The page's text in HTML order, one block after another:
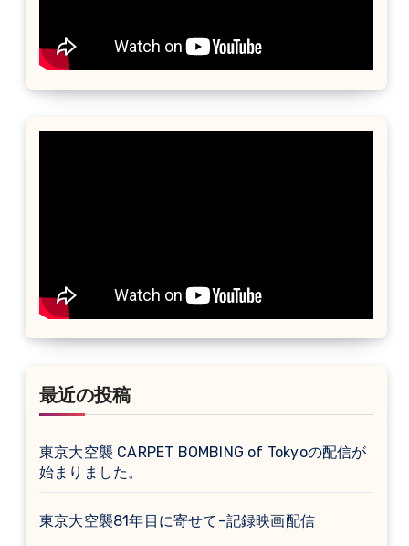
最近の投稿
東京大空襲 CARPET BOMBING of Tokyoの配信が
始まりました。
東京大空襲81年目に寄せて–記録映画配信